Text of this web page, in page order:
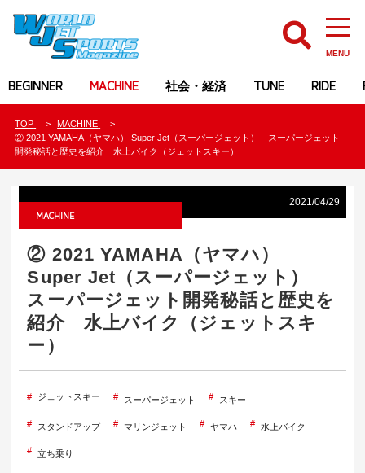
MENU
BEGINNER MACHINE 社会・経済 TUNE RIDE
TOP
MACHINE
② 2021 YAMAHA（ヤマハ） Super Jet（スーパージェット） スーパージェット
開発秘話と歴史を紹介 水上バイク（ジェットスキー）
2021/04/29
MACHINE
② 2021 YAMAHA（ヤマハ）
Super Jet（スーパージェット）
スーパージェット開発秘話と歴史を
紹介 水上バイク（ジェットスキ
ー）
ジェットスキー スーパージェット スキー
スタンドアップ マリンジェット ヤマハ 水上バイク
立ち乗り